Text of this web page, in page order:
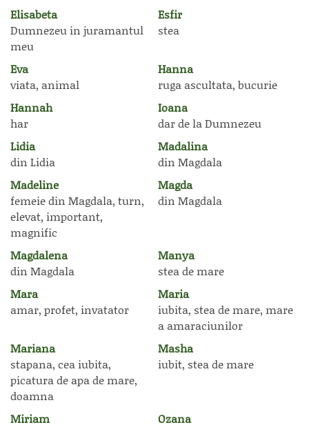
Elisabeta
Dumnezeu in juramantul
meu
Esfir
stea
Eva
viata, animal
Hanna
ruga ascultata, bucurie
Hannah
har
Ioana
dar de la Dumnezeu
Lidia
din Lidia
Madalina
din Magdala
Madeline
femeie din Magdala, turn,
elevat, important,
magnific
Magda
din Magdala
Magdalena
din Magdala
Manya
stea de mare
Mara
amar, profet, invatator
Maria
iubita, stea de mare, mare
a amaraciunilor
Mariana
stapana, cea iubita,
picatura de apa de mare,
doamna
Masha
iubit, stea de mare
Miriam
Ozana